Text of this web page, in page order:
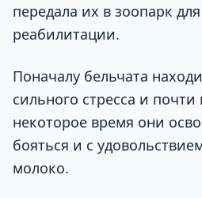
передала их в зоопарк
реабилитации.
Поначалу бельчата
сильного стресса и почти
некоторое время они
бояться и с
молоко.